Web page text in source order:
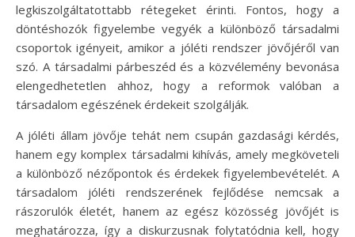
legkiszolgáltatottabb rétegeket érinti. Fontos, hogy a
döntéshozók figyelembe vegyék a különböző társadalmi
csoportok igényeit, amikor a jóléti rendszer jövőjéről van
szó. A társadalmi párbeszéd és a közvélemény bevonása
elengedhetetlen ahhoz, hogy a reformok valóban a
társadalom egészének érdekeit szolgálják.
A jóléti állam jövője tehát nem csupán gazdasági kérdés,
hanem egy komplex társadalmi kihívás, amely megköveteli
a különböző nézőpontok és érdekek figyelembevételét. A
társadalom jóléti rendszerének fejlődése nemcsak a
rászorulók életét, hanem az egész közösség jövőjét is
meghatározza, így a diskurzusnak folytatódnia kell, hogy